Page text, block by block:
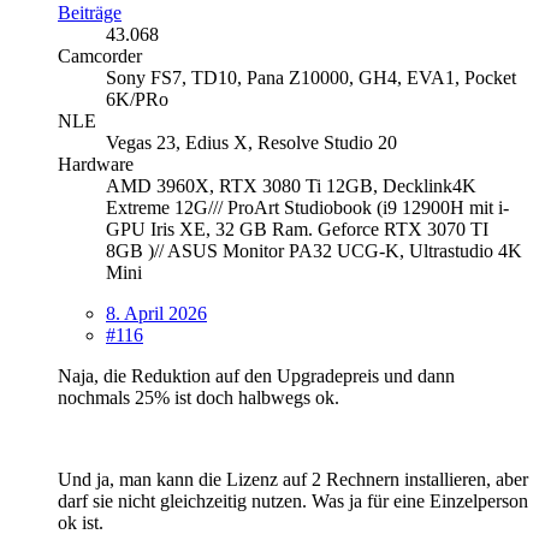
Beiträge
43.068
Camcorder
Sony FS7, TD10, Pana Z10000, GH4, EVA1, Pocket
6K/PRo
NLE
Vegas 23, Edius X, Resolve Studio 20
Hardware
AMD 3960X, RTX 3080 Ti 12GB, Decklink4K
Extreme 12G/// ProArt Studiobook (i9 12900H mit i-
GPU Iris XE, 32 GB Ram. Geforce RTX 3070 TI
8GB )// ASUS Monitor PA32 UCG-K, Ultrastudio 4K
Mini
8. April 2026
#116
Naja, die Reduktion auf den Upgradepreis und dann
nochmals 25% ist doch halbwegs ok.
Und ja, man kann die Lizenz auf 2 Rechnern installieren, aber
darf sie nicht gleichzeitig nutzen. Was ja für eine Einzelperson
ok ist.